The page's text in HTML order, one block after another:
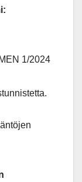
1/2024